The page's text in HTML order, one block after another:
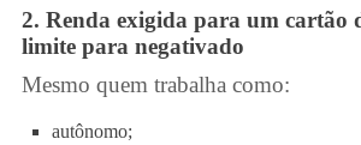
2. Renda exigida para um cartão
limite para negativado
Mesmo quem trabalha como:
autônomo;